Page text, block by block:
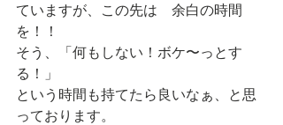
ていますが、この先は　余白の時間
を！！
そう、「何もしない！ボケ〜っとす
る！」
という時間も持てたら良いなぁ、と思
っております。